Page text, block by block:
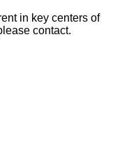
in key centers of
contact.